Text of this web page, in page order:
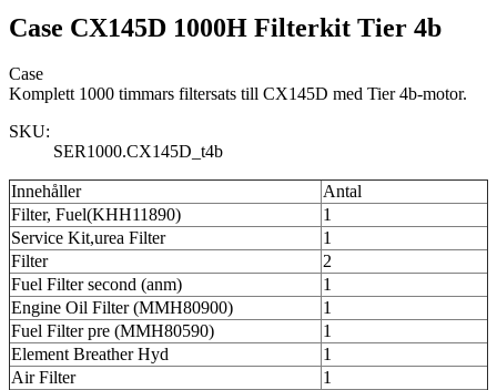
Case CX145D 1000H Filterkit Tier 4b
Case
Komplett 1000 timmars filtersats till CX145D med Tier 4b-motor.
SKU:
SER1000.CX145D_t4b
Innehåller
Antal
Filter, Fuel(KHH11890)
1
Service Kit,urea Filter
1
Filter
2
Fuel Filter second (anm)
1
Engine Oil Filter (MMH80900)
1
Fuel Filter pre (MMH80590)
1
Element Breather Hyd
1
Air Filter
1